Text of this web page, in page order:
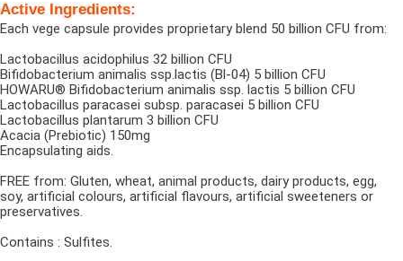
Active Ingredients:
Each vege capsule provides proprietary blend 50 billion CFU from:
Lactobacillus acidophilus 32 billion CFU
Bifidobacterium animalis ssp.lactis (Bl-04) 5 billion CFU
HOWARU® Bifidobacterium animalis ssp. lactis 5 billion CFU
Lactobacillus paracasei subsp. paracasei 5 billion CFU
Lactobacillus plantarum 3 billion CFU
Acacia (Prebiotic) 150mg
Encapsulating aids.
FREE from: Gluten, wheat, animal products, dairy products, egg,
soy, artificial colours, artificial flavours, artificial sweeteners or
preservatives.
Contains : Sulfites.